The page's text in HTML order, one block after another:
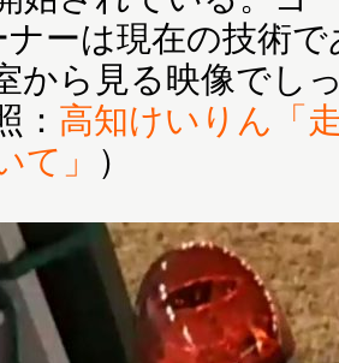
ナーは現在の技術
から見る映像でし
： 高知けいりん「
て」
）